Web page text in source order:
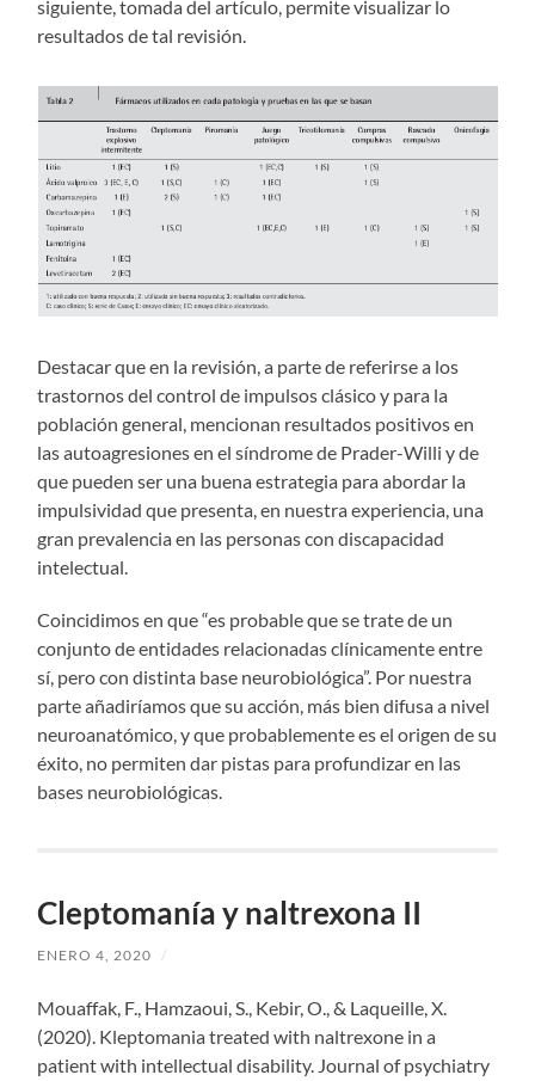
siguiente, tomada del artículo, permite visualizar lo
resultados de tal revisión.
Destacar que en la revisión, a parte de referirse a los
trastornos del control de impulsos clásico y para la
población general, mencionan resultados positivos en
las autoagresiones en el síndrome de Prader-Willi y de
que pueden ser una buena estrategia para abordar la
impulsividad que presenta, en nuestra experiencia, una
gran prevalencia en las personas con discapacidad
intelectual.
Coincidimos en que “es probable que se trate de un
conjunto de entidades relacionadas clínicamente entre
sí, pero con distinta base neurobiológica”. Por nuestra
parte añadiríamos que su acción, más bien difusa a nivel
neuroanatómico, y que probablemente es el origen de su
éxito, no permiten dar pistas para profundizar en las
bases neurobiológicas.
Cleptomanía y naltrexona II
ENERO 4, 2020 /
Mouaffak, F., Hamzaoui, S., Kebir, O., & Laqueille, X.
(2020). Kleptomania treated with naltrexone in a
patient with intellectual disability. Journal of psychiatry